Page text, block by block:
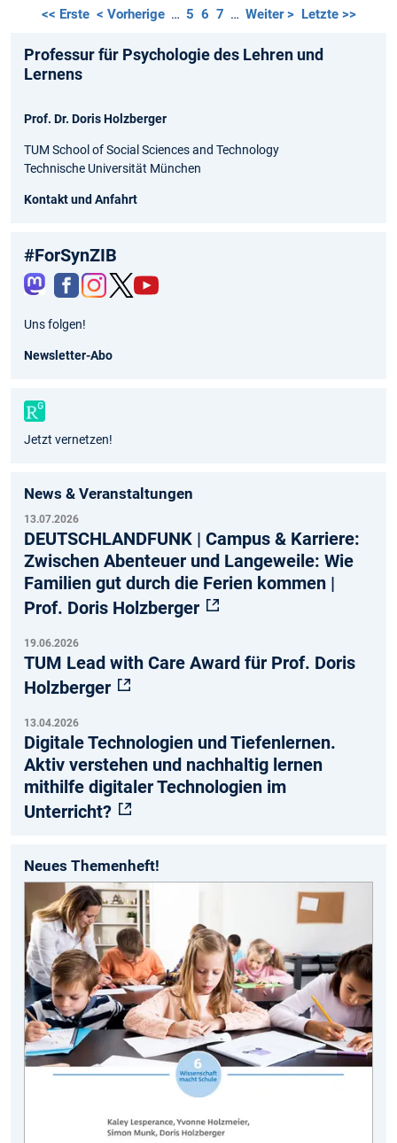
<< Erste < Vorherige … 5 6 7 … Weiter > Letzte >>
Professur für Psychologie des Lehren und
Lernens
Prof. Dr. Doris Holzberger
TUM School of Social Sciences and Technology
Technische Universität München
Kontakt und Anfahrt
#ForSynZIB
ebo
ok
agr
am
Uns folgen!
Newsletter-Abo
Jetzt vernetzen!
News & Veranstaltungen
13.07.2026
DEUTSCHLANDFUNK | Campus & Karriere:
Zwischen Abenteuer und Langeweile: Wie
Familien gut durch die Ferien kommen |
Prof. Doris Holzberger
19.06.2026
TUM Lead with Care Award für Prof. Doris
Holzberger
13.04.2026
Digitale Technologien und Tiefenlernen.
Aktiv verstehen und nachhaltig lernen
mithilfe digitaler Technologien im
Unterricht?
Neues Themenheft!